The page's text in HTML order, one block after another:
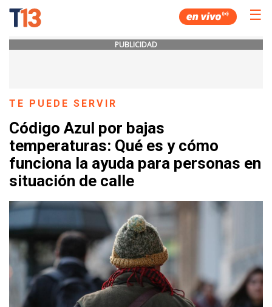
☰
PUBLICIDAD
TE PUEDE SERVIR
Código Azul por bajas
temperaturas: Qué es y cómo
funciona la ayuda para personas en
situación de calle